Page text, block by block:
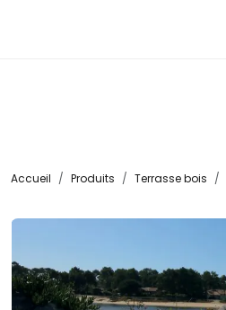
Accueil Produits Terrasse bois